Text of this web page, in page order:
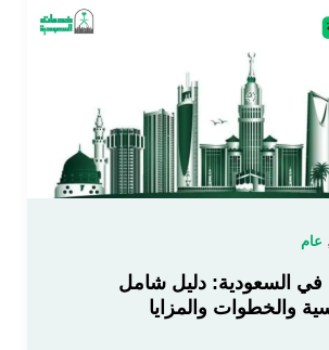
عام
في السعودية: دليل شامل
والخطوات والمزايا